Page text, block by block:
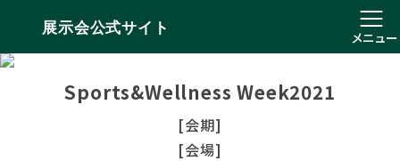
展示会公式サイト
メニュー
Sports&Wellness Week2021
[会期]
[会場]